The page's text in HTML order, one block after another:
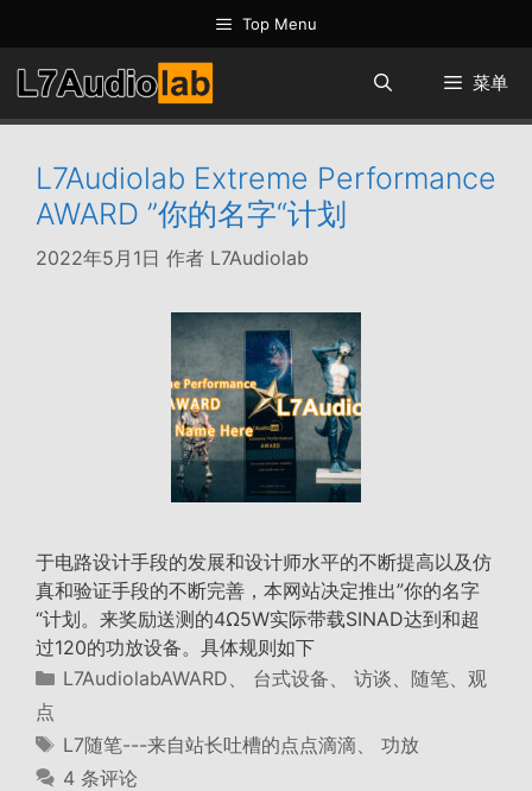
至
内
容
Top Menu
菜单
L7Audiolab Extreme Performance
AWARD ”你的名字“计划
2022年5月1日 作者 L7Audiolab
于电路设计手段的发展和设计师水平的不断提高以及仿
真和验证手段的不断完善，本网站决定推出”你的名字
“计划。来奖励送测的4Ω5W实际带载SINAD达到和超
过120的功放设备。具体规则如下
分
L7AudiolabAWARD、 台式设备、 访谈、随笔、观
点
标
签
L7随笔---来自站长吐槽的点点滴滴、 功放
4 条评论